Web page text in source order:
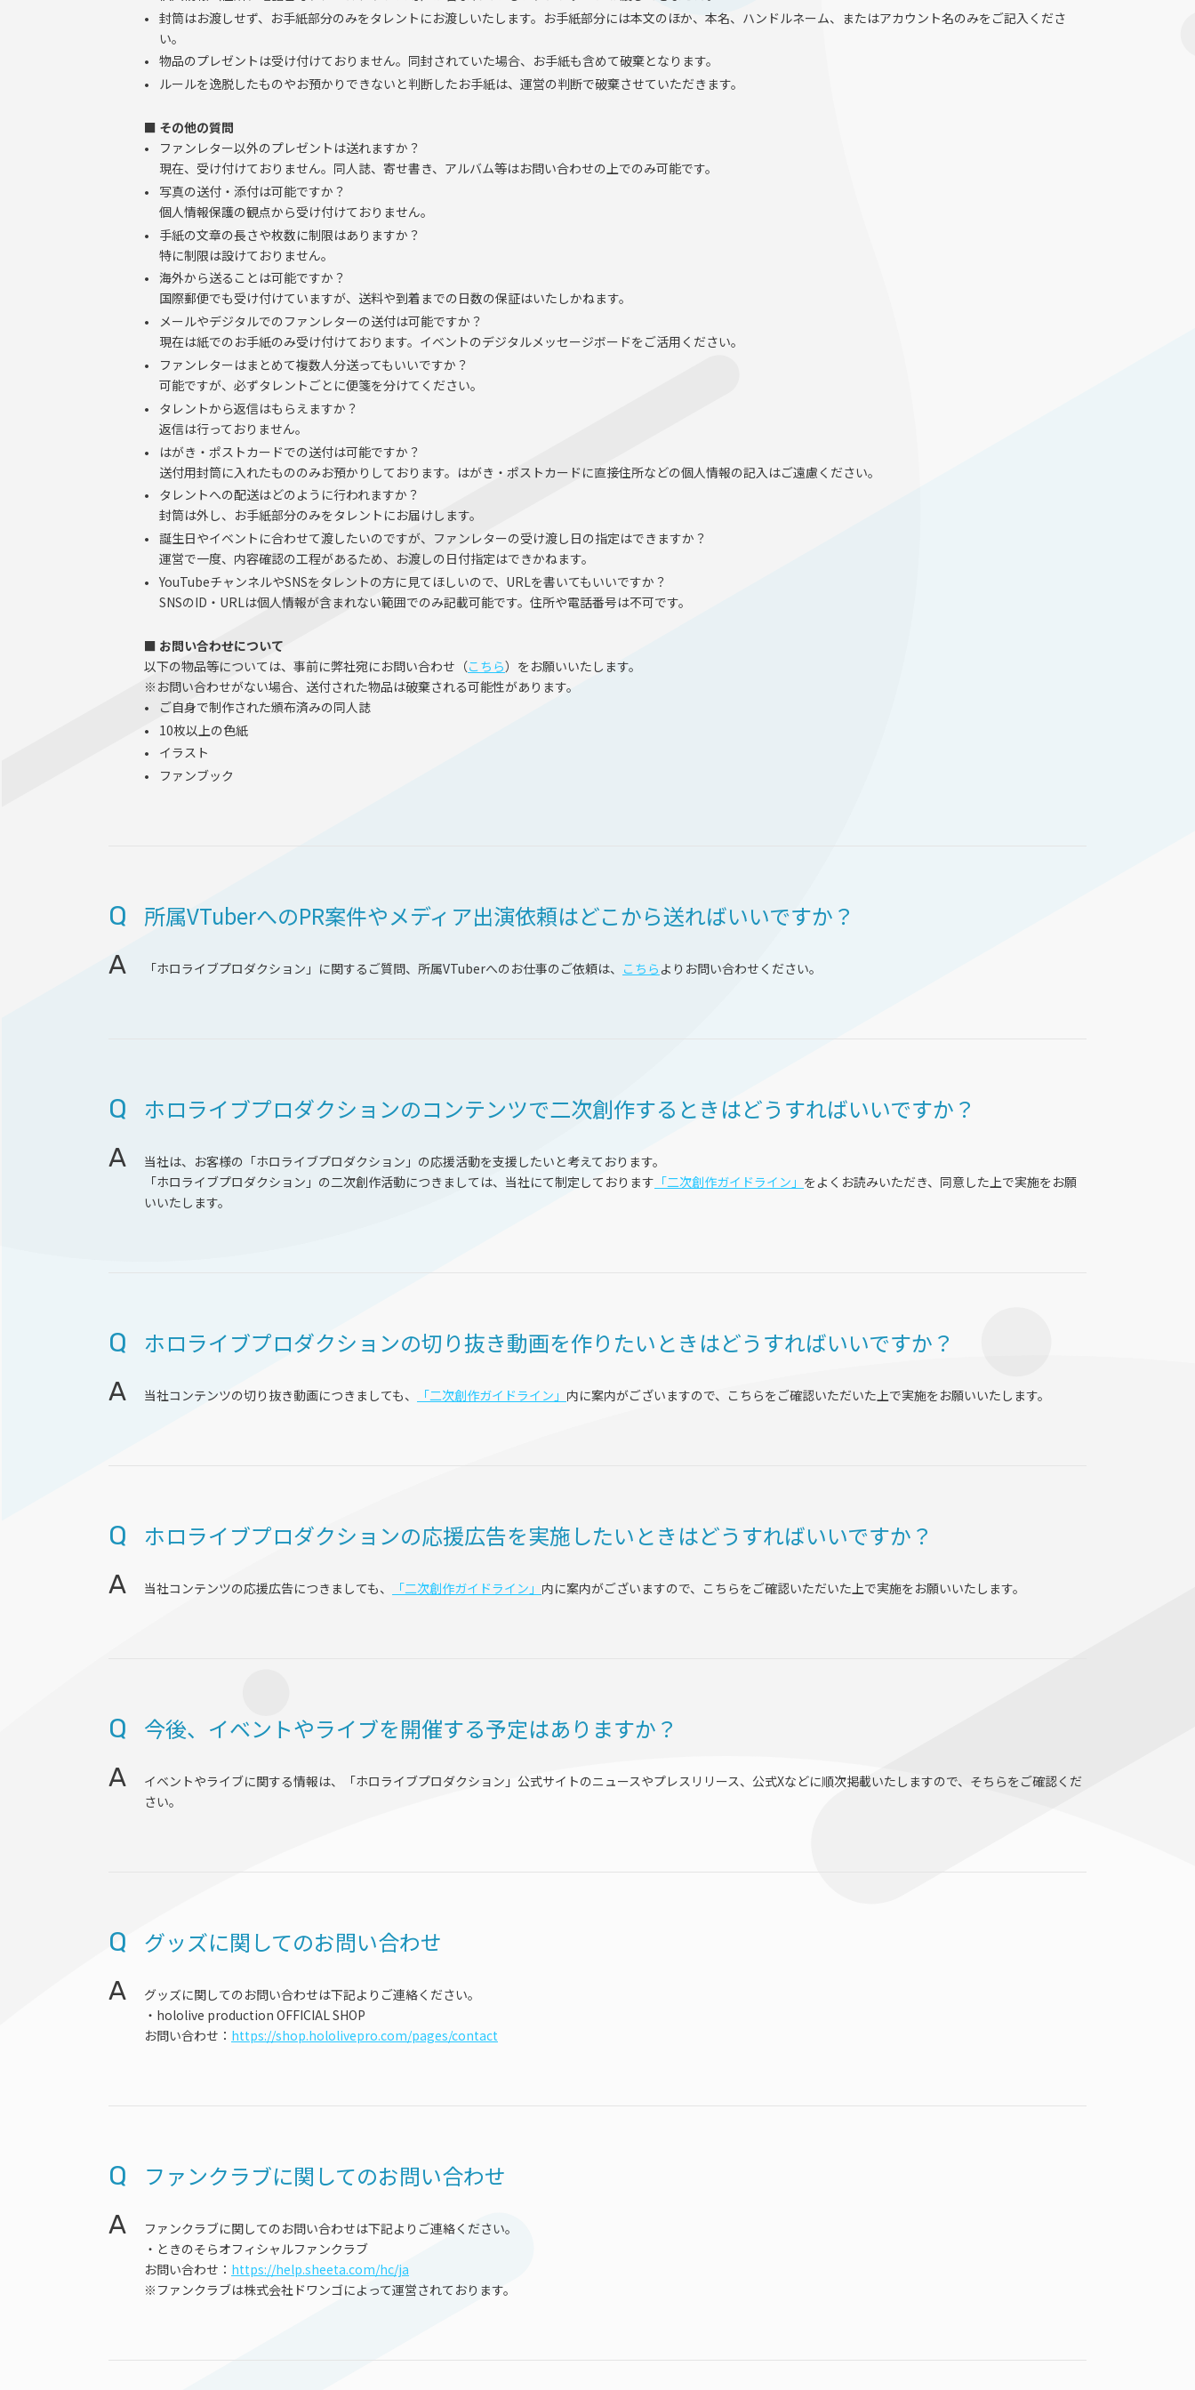
封筒はお渡しせず、お手紙部分のみをタレントにお渡しいたします。お手紙部分には本文のほか、本名、ハンドルネーム、またはアカウント名のみをご記入くださ
い。
物品のプレゼントは受け付けておりません。同封されていた場合、お手紙も含めて破棄となります。
ルールを逸脱したものやお預かりできないと判断したお手紙は、運営の判断で破棄させていただきます。
■ その他の質問
ファンレター以外のプレゼントは送れますか？
現在、受け付けておりません。同人誌、寄せ書き、アルバム等はお問い合わせの上でのみ可能です。
写真の送付・添付は可能ですか？
個人情報保護の観点から受け付けておりません。
手紙の文章の長さや枚数に制限はありますか？
特に制限は設けておりません。
海外から送ることは可能ですか？
国際郵便でも受け付けていますが、送料や到着までの日数の保証はいたしかねます。
メールやデジタルでのファンレターの送付は可能ですか？
現在は紙でのお手紙のみ受け付けております。イベントのデジタルメッセージボードをご活用ください。
ファンレターはまとめて複数人分送ってもいいですか？
可能ですが、必ずタレントごとに便箋を分けてください。
タレントから返信はもらえますか？
返信は行っておりません。
はがき・ポストカードでの送付は可能ですか？
送付用封筒に入れたもののみお預かりしております。はがき・ポストカードに直接住所などの個人情報の記入はご遠慮ください。
タレントへの配送はどのように行われますか？
封筒は外し、お手紙部分のみをタレントにお届けします。
誕生日やイベントに合わせて渡したいのですが、ファンレターの受け渡し日の指定はできますか？
運営で一度、内容確認の工程があるため、お渡しの日付指定はできかねます。
YouTubeチャンネルやSNSをタレントの方に見てほしいので、URLを書いてもいいですか？
SNSのID・URLは個人情報が含まれない範囲でのみ記載可能です。住所や電話番号は不可です。
■ お問い合わせについて
以下の物品等については、事前に弊社宛にお問い合わせ（こちら）をお願いいたします。
※お問い合わせがない場合、送付された物品は破棄される可能性があります。
ご自身で制作された頒布済みの同人誌
10枚以上の色紙
イラスト
ファンブック
Q 所属VTuberへのPR案件やメディア出演依頼はどこから送ればいいですか？
A 「ホロライブプロダクション」に関するご質問、所属VTuberへのお仕事のご依頼は、 こちら よりお問い合わせください。
Q ホロライブプロダクションのコンテンツで二次創作するときはどうすればいいですか？
A
当社は、お客様の「ホロライブプロダクション」の応援活動を支援したいと考えております。
「ホロライブプロダクション」の二次創作活動につきましては、当社にて制定しております 「二次創作ガイドライン」 をよくお読みいただき、同意した上で実施をお願
いいたします。
Q ホロライブプロダクションの切り抜き動画を作りたいときはどうすればいいですか？
A 当社コンテンツの切り抜き動画につきましても、 「二次創作ガイドライン」 内に案内がございますので、こちらをご確認いただいた上で実施をお願いいたします。
Q ホロライブプロダクションの応援広告を実施したいときはどうすればいいですか？
A 当社コンテンツの応援広告につきましても、 「二次創作ガイドライン」 内に案内がございますので、こちらをご確認いただいた上で実施をお願いいたします。
Q 今後、イベントやライブを開催する予定はありますか？
A
イベントやライブに関する情報は、「ホロライブプロダクション」公式サイトのニュースやプレスリリース、公式Xなどに順次掲載いたしますので、そちらをご確認くだ
さい。
Q グッズに関してのお問い合わせ
A
グッズに関してのお問い合わせは下記よりご連絡ください。
・hololive production OFFICIAL SHOP
お問い合わせ： https://shop.hololivepro.com/pages/contact
Q ファンクラブに関してのお問い合わせ
A
ファンクラブに関してのお問い合わせは下記よりご連絡ください。
・ときのそらオフィシャルファンクラブ
お問い合わせ： https://help.sheeta.com/hc/ja
※ファンクラブは株式会社ドワンゴによって運営されております。